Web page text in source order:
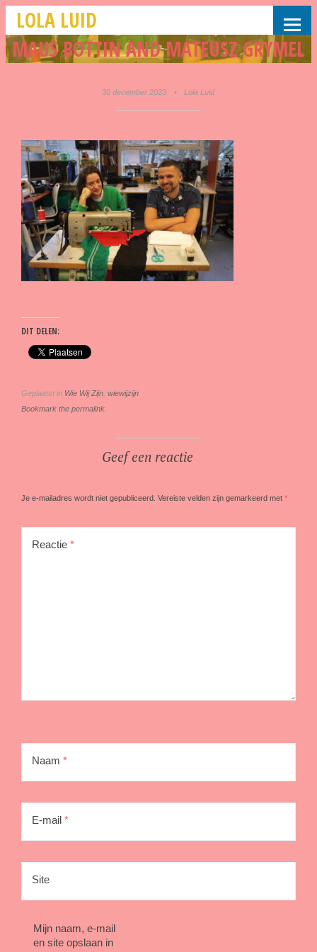
LOLA LUID
MAUS BOTTIN AND MATEUSZ GRYMEL
30 december 2023 • Lola Luid
DIT DELEN:
Geplaatst in Wie Wij Zijn, wiewijzijn
Bookmark the permalink.
Geef een reactie
Je e-mailadres wordt niet gepubliceerd. Vereiste velden zijn gemarkeerd met *
Reactie *
Naam *
E-mail *
Site
Mijn naam, e-mail
en site opslaan in